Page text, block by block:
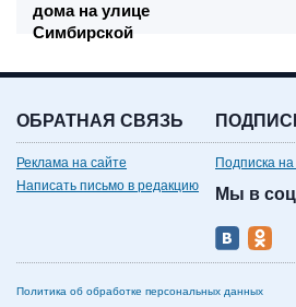
дома на улице
Симбирской
ОБРАТНАЯ СВЯЗЬ
Реклама на сайте
Написать письмо в редакцию
Подписка
Мы в
Политика об обработке персональных данных